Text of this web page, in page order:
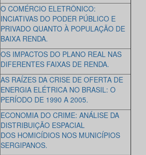
O COMÉRCIO ELETRÔNICO:
INCIATIVAS DO PODER PÚBLICO E
PRIVADO QUANTO À POPULAÇÃO DE
BAIXA RENDA.
OS IMPACTOS DO PLANO REAL NAS
DIFERENTES FAIXAS DE RENDA.
AS RAÍZES DA CRISE DE OFERTA DE
ENERGIA ELÉTRICA NO BRASIL: O
PERÍODO DE 1990 A 2005.
ECONOMIA DO CRIME: ANÁLISE DA
DISTRIBUIÇÃO ESPACIAL
DOS HOMICÍDIOS NOS MUNICÍPIOS
SERGIPANOS.